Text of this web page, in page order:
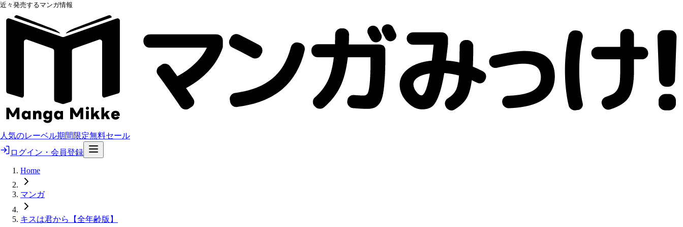
近々発売するマンガ情報
人気のレーベル期間限定無料セール
ログイン・会員登録
Home
マンガ
キスは君から【全年齢版】